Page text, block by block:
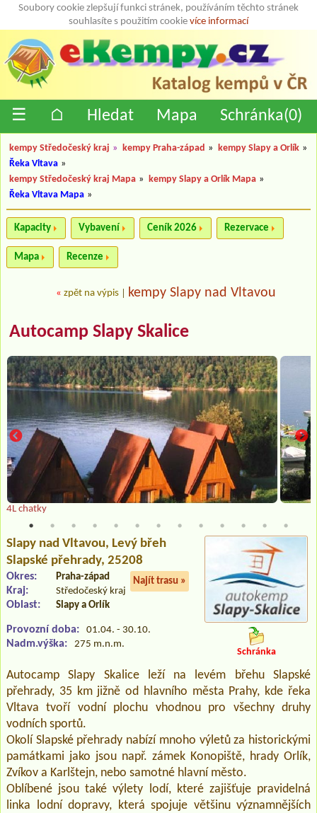
Soubory cookie zlepšují funkci stránek, používáním těchto stránek
souhlasíte s použitím cookie více informací
☰ ⌂ Hledat Mapa Schránka(0)
kempy Středočeský kraj » kempy Praha-západ » kempy Slapy a Orlík »
Řeka Vltava »
kempy Středočeský kraj Mapa » kempy Slapy a Orlík Mapa »
Řeka Vltava Mapa »
Kapacity Vybavení Ceník 2026 Rezervace
Mapa Recenze
« zpět na výpis kempy Slapy nad Vltavou
Autocamp Slapy Skalice
4L chatky
Slapy nad Vltavou, Levý břeh
Slapské přehrady, 25208
Najít trasu »
Okres: Praha-západ
Kraj: Středočeský kraj
Oblast: Slapy a Orlík
Provozní doba: 01.04. - 30.10.
Nadm.výška: 275 m.n.m.
Schránka
Autocamp Slapy Skalice leží na levém břehu Slapské
přehrady, 35 km jižně od hlavního města Prahy, kde řeka
Vltava tvoří vodní plochu vhodnou pro všechny druhy
vodních sportů.
Okolí Slapské přehrady nabízí mnoho výletů za historickými
památkami jako jsou např. zámek Konopiště, hrady Orlík,
Zvíkov a Karlštejn, nebo samotné hlavní město.
Oblíbené jsou také výlety lodí, které zajišťuje pravidelná
linka lodní dopravy, která spojuje většinu významnějších